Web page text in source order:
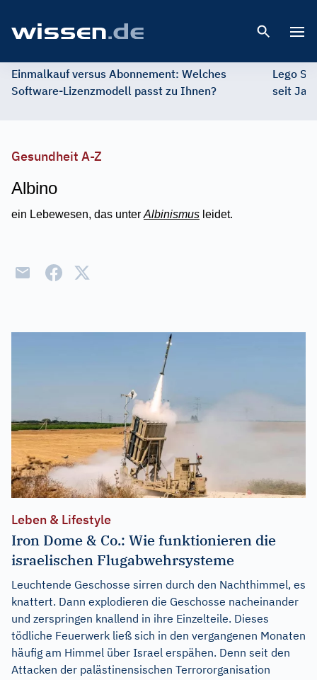
Einmalkauf versus Abonnement: Welches
Software-Lizenzmodell passt zu Ihnen?
Lego
seit
Gesundheit A-Z
Albino
ein Lebewesen, das unter Albinismus leidet.
Leben & Lifestyle
Iron Dome & Co.: Wie funktionieren die
israelischen Flugabwehrsysteme
Leuchtende Geschosse sirren durch den Nachthimmel, es
knattert. Dann explodieren die Geschosse nacheinander
und zerspringen knallend in ihre Einzelteile. Dieses
tödliche Feuerwerk ließ sich in den vergangenen Monaten
häufig am Himmel über Israel erspähen. Denn seit den
Attacken der palästinensischen Terrororganisation